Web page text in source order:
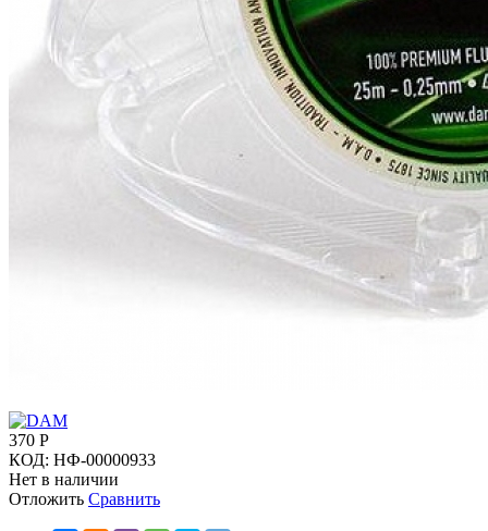
370 Р
КОД: НФ-00000933
Нет в наличии
Отложить Сравнить